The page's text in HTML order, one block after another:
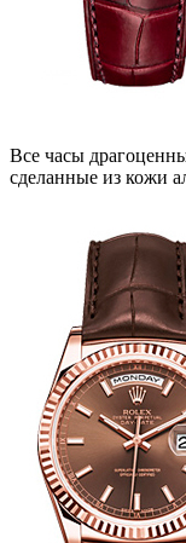
Все часы
сделанные из кожи